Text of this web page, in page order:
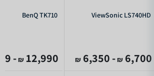
ViewSonic LS740HD
6,700
₪
- 6,350
₪
BenQ TK710
12,990
₪
- 6,999